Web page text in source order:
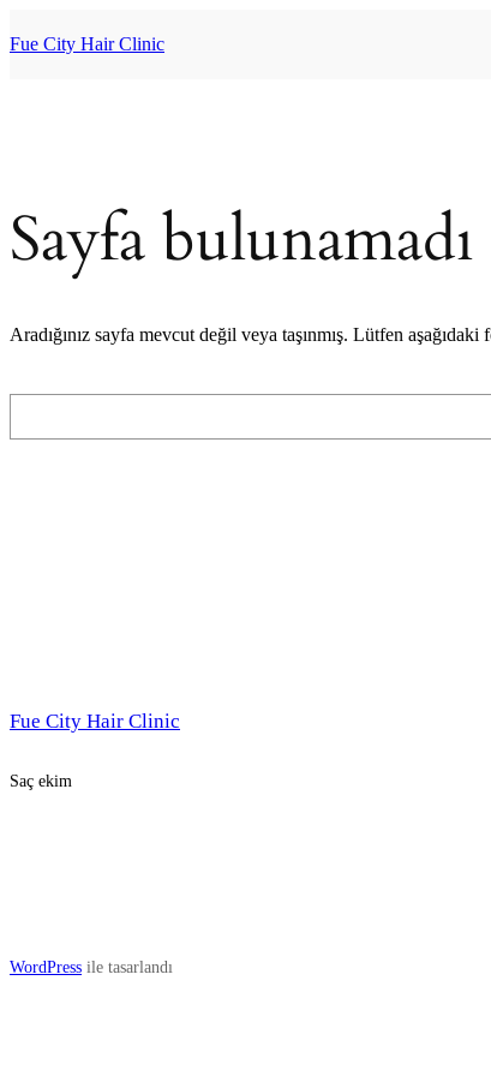
geç
Fue City Hair Clinic
Sayfa bulunamadı
Aradığınız sayfa mevcut değil veya taşınmış. Lütfen
Fue City Hair Clinic
Saç ekim
WordPress ile tasarlandı